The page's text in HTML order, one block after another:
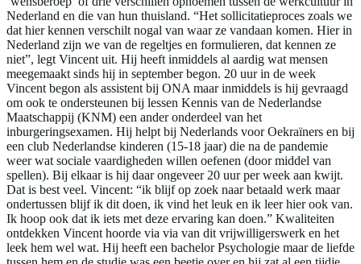
Nederland en die van hun thuisland. “Het sollicitatieproces zoals we
dat hier kennen verschilt nogal van waar ze vandaan komen. Hier in
Nederland zijn we van de regeltjes en formulieren, dat kennen ze
niet”, legt Vincent uit. Hij heeft inmiddels al aardig wat mensen
meegemaakt sinds hij in september begon. 20 uur in de week
Vincent begon als assistent bij ONA maar inmiddels is hij gevraagd
om ook te ondersteunen bij lessen Kennis van de Nederlandse
Maatschappij (KNM) een ander onderdeel van het
inburgeringsexamen. Hij helpt bij Nederlands voor Oekraïners en bij
een club Nederlandse kinderen (15-18 jaar) die na de pandemie
weer wat sociale vaardigheden willen oefenen (door middel van
spellen). Bij elkaar is hij daar ongeveer 20 uur per week aan kwijt.
Dat is best veel. Vincent: “ik blijf op zoek naar betaald werk maar
ondertussen blijf ik dit doen, ik vind het leuk en ik leer hier ook van.
Ik hoop ook dat ik iets met deze ervaring kan doen.” Kwaliteiten
ontdekken Vincent hoorde via via van dit vrijwilligerswerk en het
leek hem wel wat. Hij heeft een bachelor Psychologie maar de liefde